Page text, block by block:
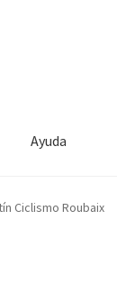
Ayuda
Ciclismo Roubaix